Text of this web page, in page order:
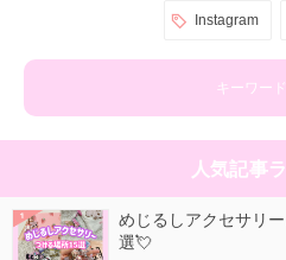
Instagram
キーワー
人気記事
めじるしアクセサリ
選💘